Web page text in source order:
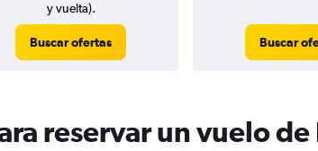
y vuelta).
Buscar ofertas Buscar
reservar un vuelo